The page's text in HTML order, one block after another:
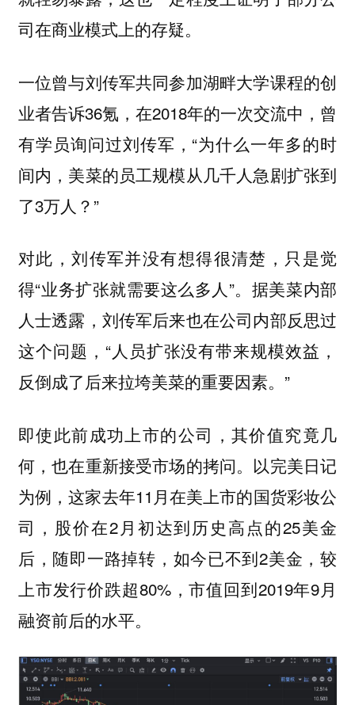
司在商业模式上的存疑。
一位曾与刘传军共同参加湖畔大学课程的创
业者告诉36氪，在2018年的一次交流中，曾
有学员询问过刘传军，“为什么一年多的时
间内，美菜的员工规模从几千人急剧扩张到
了3万人？”
对此，刘传军并没有想得很清楚，只是觉
得“业务扩张就需要这么多人”。据美菜内部
人士透露，刘传军后来也在公司内部反思过
这个问题，“人员扩张没有带来规模效益，
反倒成了后来拉垮美菜的重要因素。”
即使此前成功上市的公司，其价值究竟几
何，也在重新接受市场的拷问。以完美日记
为例，这家去年11月在美上市的国货彩妆公
司，股价在2月初达到历史高点的25美金
后，随即一路掉转，如今已不到2美金，较
上市发行价跌超80%，市值回到2019年9月
融资前后的水平。